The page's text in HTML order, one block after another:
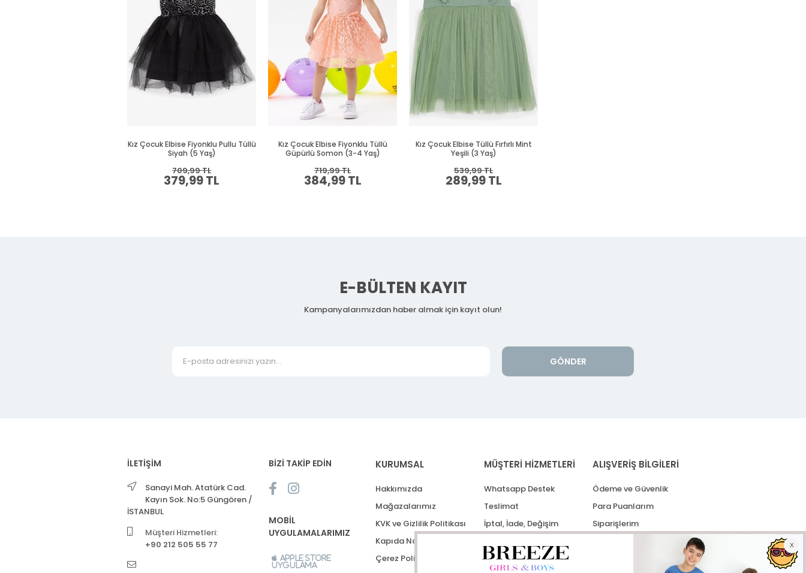
Kız Çocuk Elbise Fiyonklu Pullu Tüllü
Siyah (5 Yaş)
379,99 TL
709,99 TL
Kız Çocuk Elbise Fiyonklu Tüllü
Güpürlü Somon (3-4 Yaş)
384,99 TL
719,99 TL
Kız Çocuk Elbise Tüllü Fırfırlı Mint
Yeşili (3 Yaş)
289,99 TL
539,99 TL
E-BÜLTEN KAYIT
Kampanyalarımızdan haber almak için kayıt olun!
GÖNDER
İLETİŞİM
Sanayi Mah. Atatürk Cad.
Kayın Sok. No:5 Güngören /
İSTANBUL
Müşteri Hizmetleri:
+90 212 505 55 77
BİZİ TAKİP EDİN
MOBİL
UYGULAMALARIMIZ
Apple Store
Uygulama
KURUMSAL
Hakkımızda
Mağazalarımız
KVK ve Gizlilik Politikası
Kapıda Nakit Ödeme
Çerez Politikası
MÜŞTERİ HİZMETLERİ
Whatsapp Destek
Teslimat
İptal, İade, Değişim
ALIŞVERİŞ BİLGİLERİ
Ödeme ve Güvenlik
Para Puanlarım
Siparişlerim